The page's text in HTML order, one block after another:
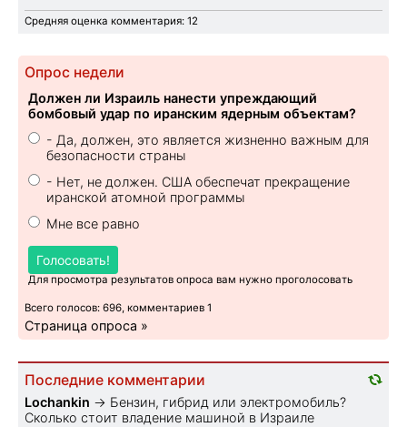
Средняя оценка комментария: 12
Опрос недели
Должен ли Израиль нанести упреждающий
бомбовый удар по иранским ядерным объектам?
- Да, должен, это является жизненно важным для
безопасности страны
- Нет, не должен. США обеспечат прекращение
иранской атомной программы
Мне все равно
Голосовать!
Для просмотра результатов опроса вам нужно проголосовать
Всего голосов: 696, комментариев 1
Страница опроса »
Последние комментарии
Lochankin → Бензин, гибрид или электромобиль?
Cколько стоит владение машиной в Израиле